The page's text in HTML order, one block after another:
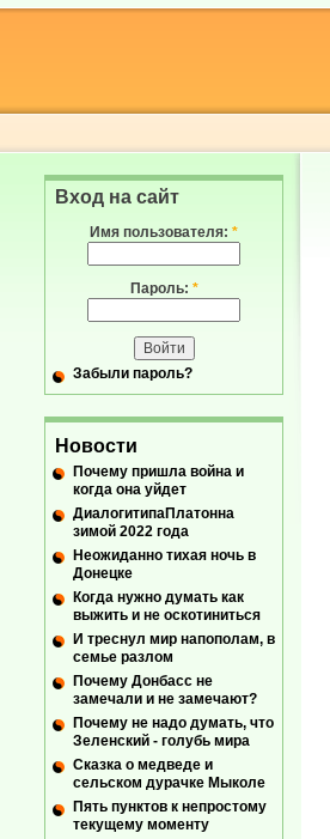
Вход на сайт
Имя пользователя: *
Пароль: *
Забыли пароль?
Новости
Почему пришла война и
когда она уйдет
ДиалогитипаПлатонна
зимой 2022 года
Неожиданно тихая ночь в
Донецке
Когда нужно думать как
выжить и не оскотиниться
И треснул мир напополам, в
семье разлом
Почему Донбасс не
замечали и не замечают?
Почему не надо думать, что
Зеленский - голубь мира
Сказка о медведе и
сельском дурачке Мыколе
Пять пунктов к непростому
текущему моменту